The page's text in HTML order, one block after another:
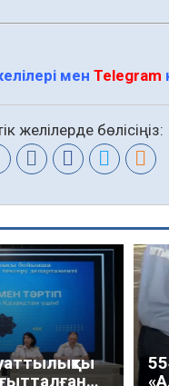
менTelegram
желілерде бөлісіңіз: